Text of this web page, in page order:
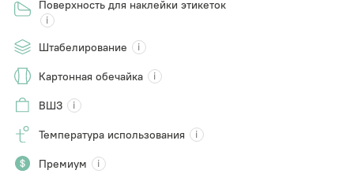
Поверхность для наклейки этикеток
Штабелирование
Картонная обечайка
ВШЗ
Температура использования
Премиум